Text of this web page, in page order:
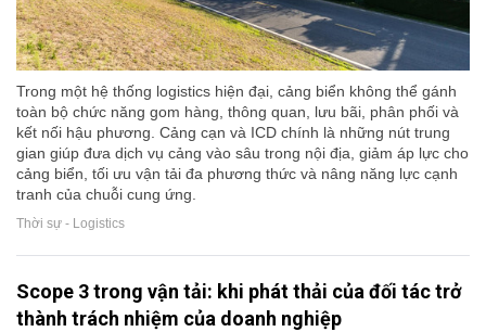
Trong một hệ thống logistics hiện đại, cảng biển không thể gánh
toàn bộ chức năng gom hàng, thông quan, lưu bãi, phân phối và
kết nối hậu phương. Cảng cạn và ICD chính là những nút trung
gian giúp đưa dịch vụ cảng vào sâu trong nội địa, giảm áp lực cho
cảng biển, tối ưu vận tải đa phương thức và nâng năng lực cạnh
tranh của chuỗi cung ứng.
Thời sự - Logistics
Scope 3 trong vận tải: khi phát thải của đối tác trở
thành trách nhiệm của doanh nghiệp